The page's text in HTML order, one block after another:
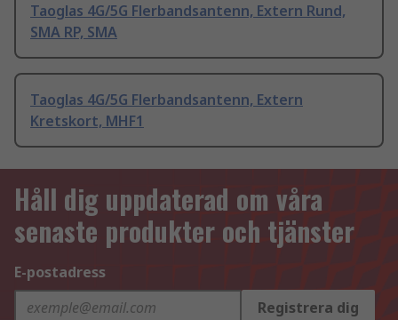
Taoglas 4G/5G Flerbandsantenn, Extern Rund,
SMA RP, SMA
Taoglas 4G/5G Flerbandsantenn, Extern
Kretskort, MHF1
Håll dig uppdaterad om våra
senaste produkter och tjänster
E-postadress
Registrera dig